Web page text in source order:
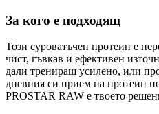
За кого е подходящ
Този суроватъчен протеин е
чист, гъвкав и ефективен
дали тренираш усилено, или
дневния си прием на протеин
PROSTAR RAW е твоето